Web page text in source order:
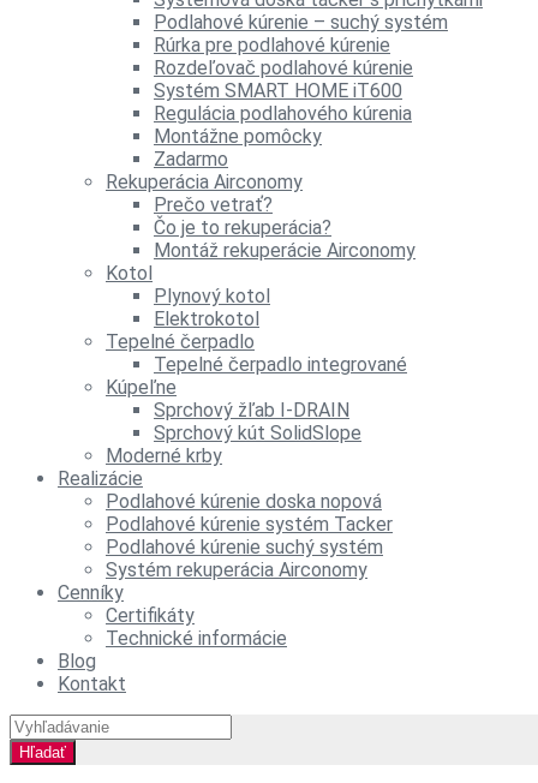
Podlahové kúrenie – suchý systém
Rúrka pre podlahové kúrenie
Rozdeľovač podlahové kúrenie
Systém SMART HOME iT600
Regulácia podlahového kúrenia
Montážne pomôcky
Zadarmo
Rekuperácia Airconomy
Prečo vetrať?
Čo je to rekuperácia?
Montáž rekuperácie Airconomy
Kotol
Plynový kotol
Elektrokotol
Tepelné čerpadlo
Tepelné čerpadlo integrované
Kúpeľne
Sprchový žľab I-DRAIN
Sprchový kút SolidSlope
Moderné krby
Realizácie
Podlahové kúrenie doska nopová
Podlahové kúrenie systém Tacker
Podlahové kúrenie suchý systém
Systém rekuperácia Airconomy
Cenníky
Certifikáty
Technické informácie
Blog
Kontakt